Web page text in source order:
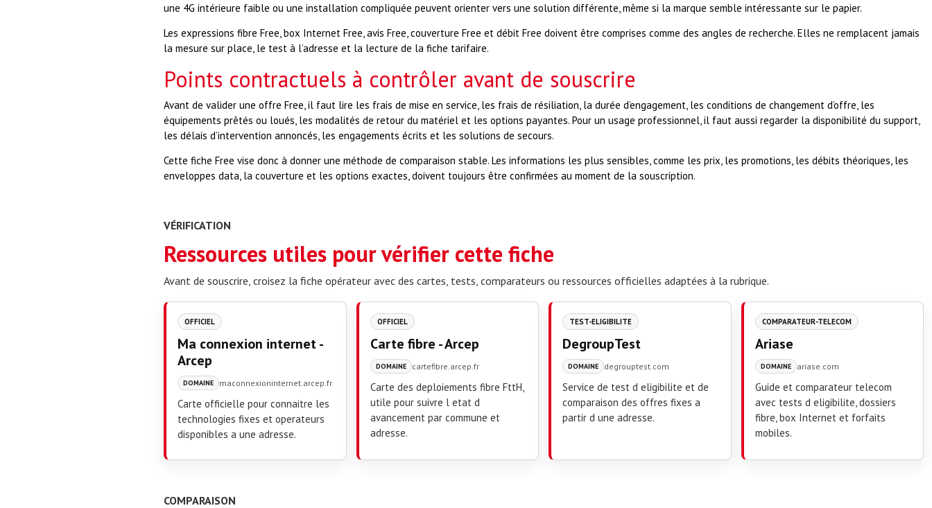
une 4G intérieure faible ou une installation compliquée peuvent orienter vers une solution différente, même si la marque semble intéressante sur le papier.
Les expressions fibre Free, box Internet Free, avis Free, couverture Free et débit Free doivent être comprises comme des angles de recherche. Elles ne remplacent jamais
la mesure sur place, le test à l’adresse et la lecture de la fiche tarifaire.
Points contractuels à contrôler avant de souscrire
Avant de valider une offre Free, il faut lire les frais de mise en service, les frais de résiliation, la durée d’engagement, les conditions de changement d’offre, les
équipements prêtés ou loués, les modalités de retour du matériel et les options payantes. Pour un usage professionnel, il faut aussi regarder la disponibilité du support,
les délais d’intervention annoncés, les engagements écrits et les solutions de secours.
Cette fiche Free vise donc à donner une méthode de comparaison stable. Les informations les plus sensibles, comme les prix, les promotions, les débits théoriques, les
enveloppes data, la couverture et les options exactes, doivent toujours être confirmées au moment de la souscription.
VÉRIFICATION
Ressources utiles pour vérifier cette fiche
Avant de souscrire, croisez la fiche opérateur avec des cartes, tests, comparateurs ou ressources officielles adaptées à la rubrique.
OFFICIEL
Ma connexion internet -
Arcep
DOMAINE maconnexioninternet.arcep.fr
Carte officielle pour connaitre les
technologies fixes et operateurs
disponibles a une adresse.
OFFICIEL
Carte fibre - Arcep
DOMAINE cartefibre.arcep.fr
Carte des deploiements fibre FttH,
utile pour suivre l etat d
avancement par commune et
adresse.
TEST-ELIGIBILITE
DegroupTest
DOMAINE degrouptest.com
Service de test d eligibilite et de
comparaison des offres fixes a
partir d une adresse.
COMPARATEUR-TELECOM
Ariase
DOMAINE ariase.com
Guide et comparateur telecom
avec tests d eligibilite, dossiers
fibre, box Internet et forfaits
mobiles.
COMPARAISON